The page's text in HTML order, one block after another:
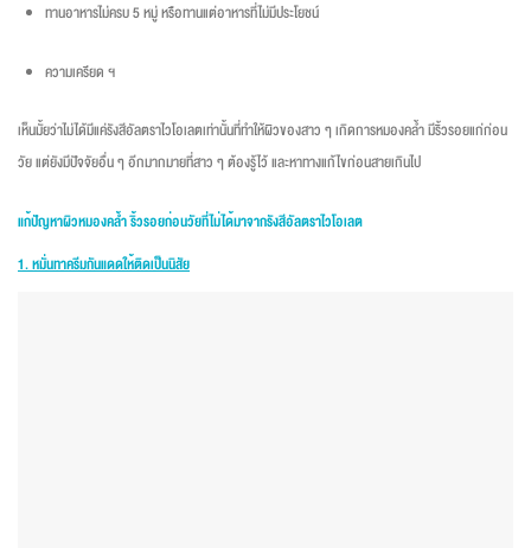
ทานอาหารไม่ครบ 5 หมู่ หรือทานแต่อาหารที่ไม่มีประโยชน์
ความเครียด ฯ
เห็นมั้ยว่าไม่ได้มีแค่รังสีอัลตราไวโอเลตเท่านั้นที่ทำให้ผิวของสาว ๆ เกิดการหมองคล้ำ มีริ้วรอยแก่ก่อน
วัย แต่ยังมีปัจจัยอื่น ๆ อีกมากมายที่สาว ๆ ต้องรู้ไว้ และหาทางแก้ไขก่อนสายเกินไป
แก้ปัญหาผิวหมองคล้ำ ริ้วรอยก่อนวัยที่ไม่ได้มาจากรังสีอัลตราไวโอเลต
1.หมั่นทาครีมกันแดดให้ติดเป็นนิสัย